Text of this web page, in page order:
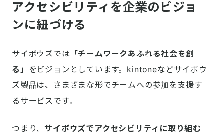
アクセシビリティを企業のビジョ
ンに紐づける
サイボウズでは 「チームワークあふれる社会を創
る」 をビジョンとしています。kintoneなどサイボウ
ズ製品は、さまざまな形でチームへの参加を支援す
るサービスです。
つまり、 サイボウズでアクセシビリティに取り組む